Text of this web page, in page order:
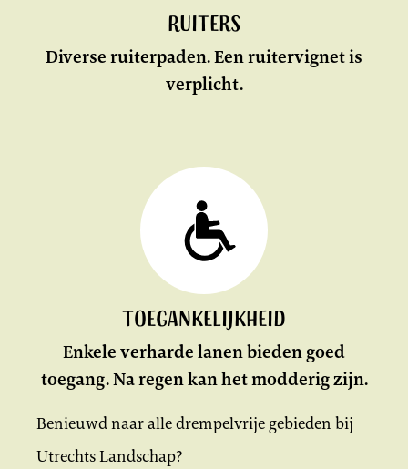
Ruiters
Diverse ruiterpaden. Een ruitervignet is
verplicht.
Toegankelijkheid
Enkele verharde lanen bieden goed
toegang. Na regen kan het modderig zijn.
Benieuwd naar alle drempelvrije gebieden bij
Utrechts Landschap?